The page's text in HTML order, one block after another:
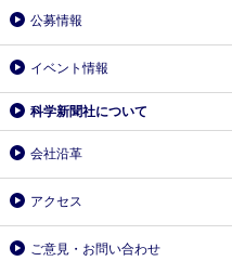
公募情報
イベント情報
科学新聞社について
会社沿革
アクセス
ご意見・お問い合わせ